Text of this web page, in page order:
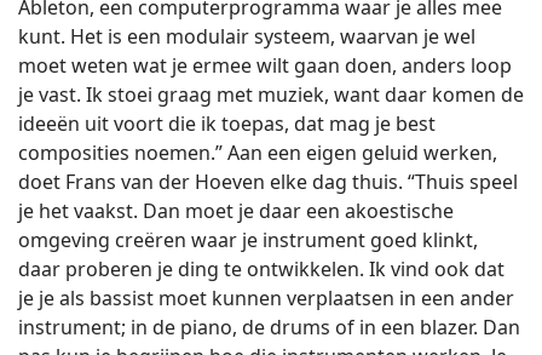
Ableton, een computerprogramma waar je alles mee
kunt. Het is een modulair systeem, waarvan je wel
moet weten wat je ermee wilt gaan doen, anders loop
je vast. Ik stoei graag met muziek, want daar komen de
ideeën uit voort die ik toepas, dat mag je best
composities noemen.” Aan een eigen geluid werken,
doet Frans van der Hoeven elke dag thuis. “Thuis speel
je het vaakst. Dan moet je daar een akoestische
omgeving creëren waar je instrument goed klinkt,
daar proberen je ding te ontwikkelen. Ik vind ook dat
je je als bassist moet kunnen verplaatsen in een ander
instrument; in de piano, de drums of in een blazer. Dan